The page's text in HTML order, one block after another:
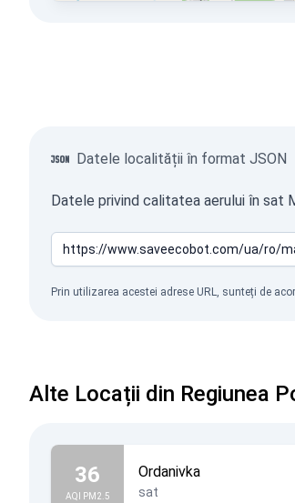
Datele localității în format JSON
Datele privind calitatea aerului în sat
Prin utilizarea acestei adrese URL, sunteți de
Alte Locații din Regiunea
36
AQI PM2.5
Ordanivka
sat